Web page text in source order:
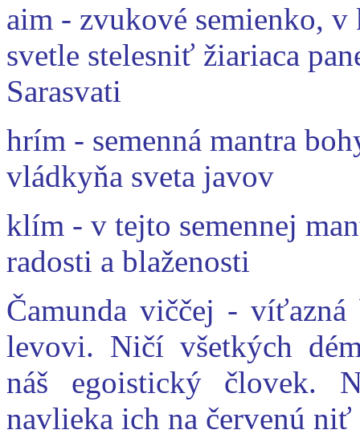
aim - zvukové semienko,
svetle stelesniť žiariaca
Sarasvati
hrím - semenná mantra
vládkyňa sveta javov
klím - v tejto semennej
radosti a blaženosti
Čamunda viččej -
levovi. Ničí všetkých
náš egoistický človek.
navlieka ich na červenú